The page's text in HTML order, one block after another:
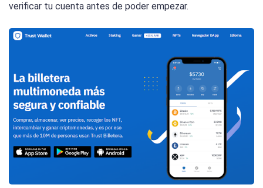
verificar tu cuenta antes de poder empezar.